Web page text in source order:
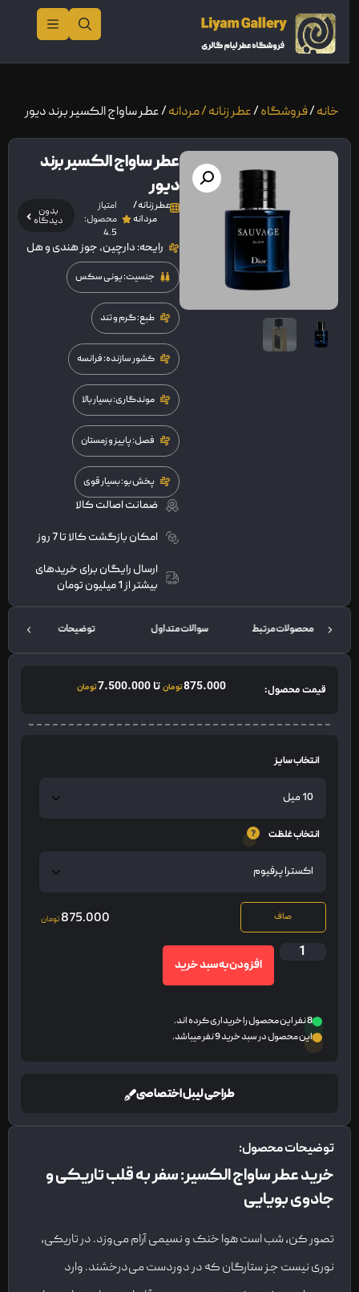
خانه/فروشگاه/عطر زنانه / مردانه/ عطر ساواج الکسیر برند دیور
عطر ساواج الکسیر برند
دیور
عطر زنانه /
مردانه
امتیاز
محصول:
4.5
بدون
دیدگاه
رایحه: دارچین، جوز هندی و هل
جنسیت: یونی سکس
طبع: گرم و تند
کشور سازنده: فرانسه
موندگاری: بسیار بالا
فصل: پاییز و زمستان
پخش بو: بسیار قوی
ضمانت اصالت کالا
امکان بازگشت کالا تا 7 روز
ارسال رایگان برای خریدهای
بیشتر از 1 میلیون تومان
محصولات مرتبط سوالات متداول توضیحات
قیمت محصول: 875.000تومانتا7.500.000تومان
انتخاب سایز
انتخاب غلظت
صاف 875.000 تومان
افزودن به سبد خرید
8 نفر این محصول را خریداری کرده اند.
این محصول در سبد خرید 9 نفر میباشد.
طراحی لیبل اختصاصی
توضیحات محصول:
خرید عطر ساواج الکسیر: سفر به قلب تاریکی و
جادوی بویایی
تصور کن، شب است هوا خنک و نسیمی آرام می‌وزد. در تاریکی،
نوری نیست جز ستارگان که در دوردست می‌درخشند. وارد